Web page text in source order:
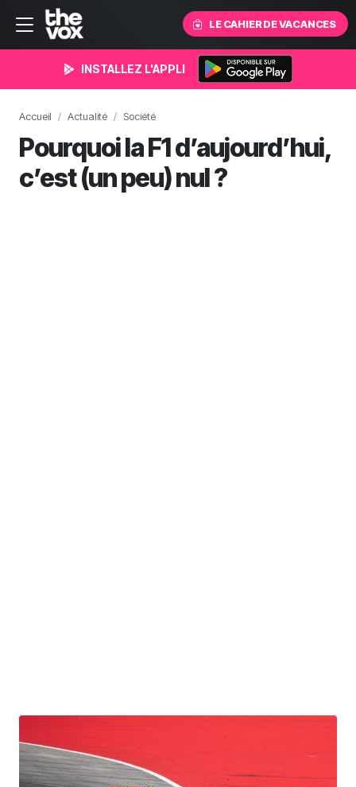
LE CAHIER DE VACANCES
INSTALLEZ L'APPLI
Accueil Actualité Société
Pourquoi la F1 d’aujourd’hui,
c’est (un peu) nul ?